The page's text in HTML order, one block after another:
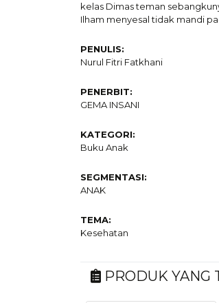
kelas Dimas teman
Ilham menyesal tidak mandi
PENULIS:
Nurul Fitri Fatkhani
PENERBIT:
GEMA INSANI
KATEGORI:
Buku Anak
SEGMENTASI:
ANAK
TEMA:
Kesehatan
PRODUK YANG